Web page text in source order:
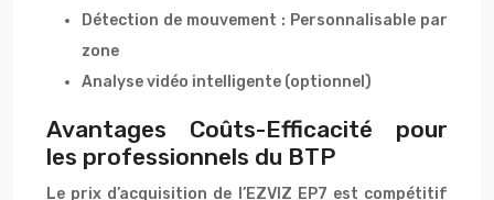
Détection de mouvement : Personnalisable par
zone
Analyse vidéo intelligente (optionnel)
Avantages Coûts-Efficacité pour
les professionnels du BTP
Le prix d’acquisition de l’EZVIZ EP7 est compétitif